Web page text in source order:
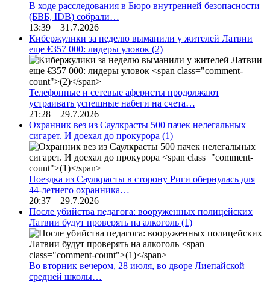
В ходе расследования в Бюро внутренней безопасности
(БВБ, IDB) собрали…
13:39 31.7.2026
Кибержулики за неделю выманили у жителей Латвии
еще €357 000: лидеры уловок (2)
Телефонные и сетевые аферисты продолжают
устраивать успешные набеги на счета…
21:28 29.7.2026
Охранник вез из Саулкрасты 500 пачек нелегальных
сигарет. И доехал до прокурора (1)
Поездка из Саулкрасты в сторону Риги обернулась для
44-летнего охранника…
20:37 29.7.2026
После убийства педагога: вооруженных полицейских
Латвии будут проверять на алкоголь (1)
Во вторник вечером, 28 июля, во дворе Лиепайской
средней школы…